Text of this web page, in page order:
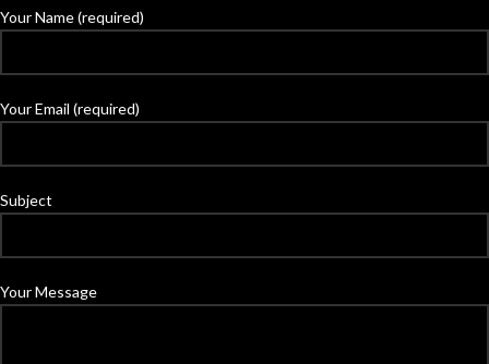
Your Name (required)
Your Email (required)
Subject
Your Message